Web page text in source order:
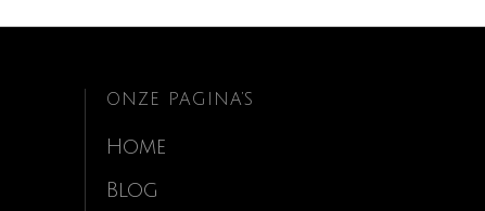
ONZE PAGINA’S
Home
Blog